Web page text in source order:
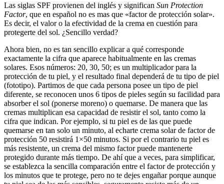
Las siglas SPF provienen del inglés y significan Sun Protection
Factor, que en español no es mas que «factor de protección solar».
Es decir, el valor o la efectividad de la crema en cuestión para
protegerte del sol. ¿Sencillo verdad?
Ahora bien, no es tan sencillo explicar a qué corresponde
exactamente la cifra que aparece habitualmente en las cremas
solares. Esos números: 20, 30, 50; es un multiplicador para la
protección de tu piel, y el resultado final dependerá de tu tipo de piel
(fototipo). Partimos de que cada persona posee un tipo de piel
diferente, se reconocen unos 6 tipos de pieles según su facilidad para
absorber el sol (ponerse moreno) o quemarse. De manera que las
cremas multiplican esa capacidad de resistir el sol, tanto como la
cifra que indican. Por ejemplo, si tu piel es de las que puede
quemarse en tan solo un minuto, al echarte crema solar de factor de
protección 50 resistirá 1×50 minutos. Si por el contrario tu piel es
más resistente, un crema del mismo factor puede mantenerte
protegido durante más tiempo. De ahí que a veces, para simplificar,
se establezca la sencilla comparación entre el factor de protección y
los minutos que te protege, pero no te dejes engañar porque aunque